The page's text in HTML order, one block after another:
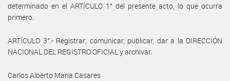
determinado en el ARTÍCULO 1° del presente acto, lo que ocurra
primero.
ARTÍCULO 3°.- Registrar; comunicar, publicar, dar a la DIRECCIÓN
NACIONAL DEL REGISTRO OFICIAL y archivar.
Carlos Alberto María Casares